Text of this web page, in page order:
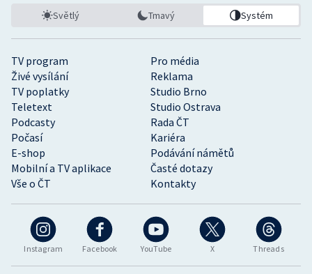
Instagram Facebook YouTube X Threads
TV program
Pro média
Živé vysílání
Reklama
TV poplatky
Studio Brno
Teletext
Studio Ostrava
Podcasty
Rada ČT
Počasí
Kariéra
E-shop
Podávání námětů
Mobilní a TV aplikace
Časté dotazy
Vše o ČT
Kontakty
Světlý Tmavý Systém